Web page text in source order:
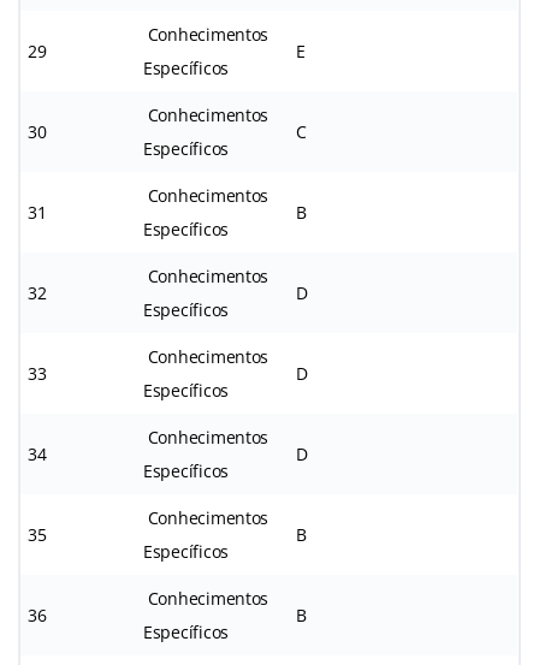
29
Conhecimentos
Específicos
E
30
Conhecimentos
Específicos
C
31
Conhecimentos
Específicos
B
32
Conhecimentos
Específicos
D
33
Conhecimentos
Específicos
D
34
Conhecimentos
Específicos
D
35
Conhecimentos
Específicos
B
36
Conhecimentos
Específicos
B